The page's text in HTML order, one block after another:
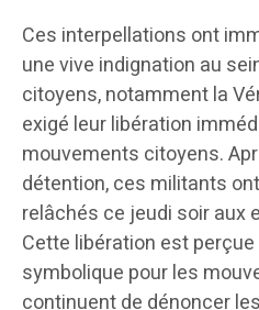
Ces interpellations ont
une vive indignation au
citoyens, notamment la
exigé leur libération
mouvements citoyens.
détention, ces militants
relâchés ce jeudi soir aux
Cette libération est
symbolique pour les
continuent de dénoncer